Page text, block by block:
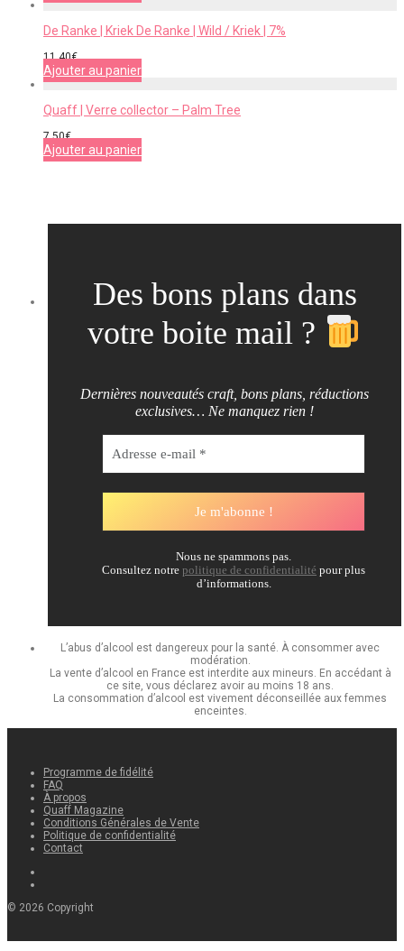
De Ranke | Kriek De Ranke | Wild / Kriek | 7%
11,40€
Ajouter au panier
Quaff | Verre collector – Palm Tree
7,50€
Ajouter au panier
Des bons plans dans
votre boite mail ?
Dernières nouveautés craft, bons plans, réductions
exclusives… Ne manquez rien !
Nous ne spammons pas.
Consultez notre politique de confidentialité pour plus
d’informations.
L’abus d’alcool est dangereux pour la santé. À consommer avec
modération.
La vente d’alcool en France est interdite aux mineurs. En accédant à
ce site, vous déclarez avoir au moins 18 ans.
La consommation d’alcool est vivement déconseillée aux femmes
enceintes.
Programme de fidélité
FAQ
À propos
Quaff Magazine
Conditions Générales de Vente
Politique de confidentialité
Contact
© 2026 Copyright